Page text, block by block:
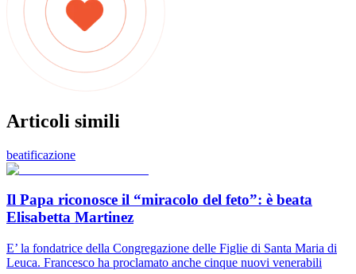
Articoli simili
beatificazione
Il Papa riconosce il “miracolo del feto”: è beata
Elisabetta Martinez
E’ la fondatrice della Congregazione delle Figlie di Santa Maria di
Leuca. Francesco ha proclamato anche cinque nuovi venerabili